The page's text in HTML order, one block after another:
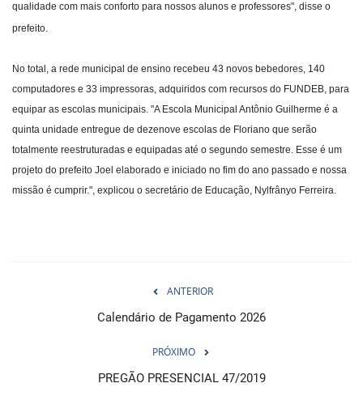
qualidade com mais conforto para nossos alunos e professores", disse o
prefeito.
No total, a rede municipal de ensino recebeu 43 novos bebedores, 140
computadores e 33 impressoras, adquiridos com recursos do FUNDEB, para
equipar as escolas municipais. "A Escola Municipal Antônio Guilherme é a
quinta unidade entregue de dezenove escolas de Floriano que serão
totalmente reestruturadas e equipadas até o segundo semestre. Esse é um
projeto do prefeito Joel elaborado e iniciado no fim do ano passado e nossa
missão é cumprir.", explicou o secretário de Educação, Nylfrânyo Ferreira.
ANTERIOR
Calendário de Pagamento 2026
PRÓXIMO
PREGÃO PRESENCIAL 47/2019